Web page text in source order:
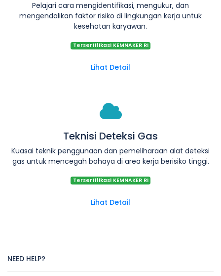
Pelajari cara mengidentifikasi, mengukur, dan
mengendalikan faktor risiko di lingkungan kerja untuk
kesehatan karyawan.
Tersertifikasi KEMNAKER RI
Lihat Detail
Teknisi Deteksi Gas
Kuasai teknik penggunaan dan pemeliharaan alat deteksi
gas untuk mencegah bahaya di area kerja berisiko tinggi.
Tersertifikasi KEMNAKER RI
Lihat Detail
NEED HELP?